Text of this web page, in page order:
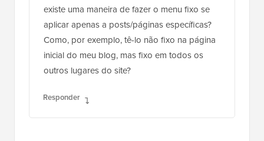
existe uma maneira de fazer o menu fixo se
aplicar apenas a posts/páginas específicas?
Como, por exemplo, tê-lo não fixo na página
inicial do meu blog, mas fixo em todos os
outros lugares do site?
Responder